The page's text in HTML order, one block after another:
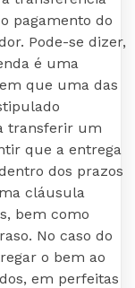
pagamento do
Pode-se dizer,
é uma
que uma das
transferir um
que a entrega
dos prazos
cláusula
bem como
No caso do
o bem ao
em perfeitas